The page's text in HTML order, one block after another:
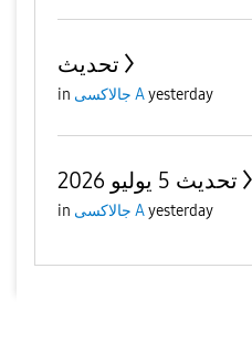
تحديث
in جالاكسى Ayesterday
تحديث 5 يوليو 2026
in جالاكسى Ayesterday